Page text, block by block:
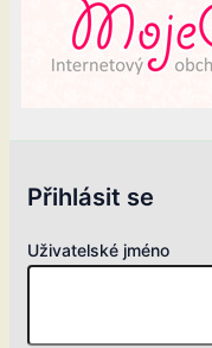
Přihlásit se
Uživatelské jméno